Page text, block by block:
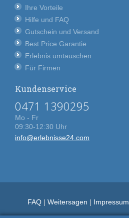
Ihre Vorteile
Hilfe und FAQ
Gutschein und Versand
Best Price Garantie
Erlebnis umtauschen
Für Firmen
Kundenservice
0471 1390295
Mo - Fr
09:30-12:30 Uhr
info@erlebnisse24.com
FAQ| Weitersagen | Impressum